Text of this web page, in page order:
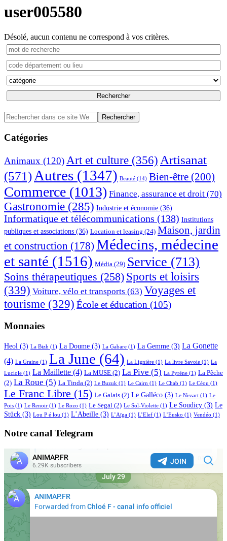
user005580
Désolé, aucun contenu ne correspond à vos critères.
Barre
latérale
principale
Rechercher
dans
ce
site
Catégories
Animaux (120)Art et culture (356) Artisanat
(571) Autres (1347) Beauté (14) Bien-être (200)
Commerce (1013) Finance, assurance et droit (70)
Gastronomie (285) Industrie et économie (36)
Informatique et télécommunications (138) Institutions
publiques et associations (36) Location et leasing (24) Maison, jardin
et construction (178) Médecins, médecine
et santé (1516) Média (29) Service (713)
Soins thérapeutiques (258) Sports et loisirs
(339) Voiture, vélo et transports (63) Voyages et
tourisme (329) École et éducation (105)
Monnaies
Heol (3) La Bizh (1) La Doume (3) La Gabare (1) La Gemme (3) La Gonette
(4) La Graine (1) La June (64) La Lignière (1) La livre Savoie (1) La
Luciole (1) La Maillette (4) La MUSE (2) La Pive (5) La Pyrène (1) La Pêche
(2) La Roue (5) La Tinda (2) Le Buzuk (1) Le Cairn (1) Le Chab (1) Le Céou (1)
Le Franc Libre (15) Le Galais (2) Le Galléco (3) Le Nissart (1) Le
Pois (1) Le Renoir (1) Le Rozo (1) Le Segal (2) Le Sol-Violette (1) Le Soudicy (3) Le
Stück (3) Lou P é lou (1) L’Abeille (3) L’Aïga (1) L’Elef (1) L’Eusko (1) Vendéo (1)
Notre canal Telegram